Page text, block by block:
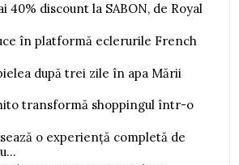
40% discount la SABON, de Royal
în platformă eclerurile French
după trei zile în apa Mării
transformă shoppingul într-o
o experiență completă de